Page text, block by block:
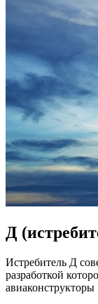
Д
Истребитель Д
разработкой